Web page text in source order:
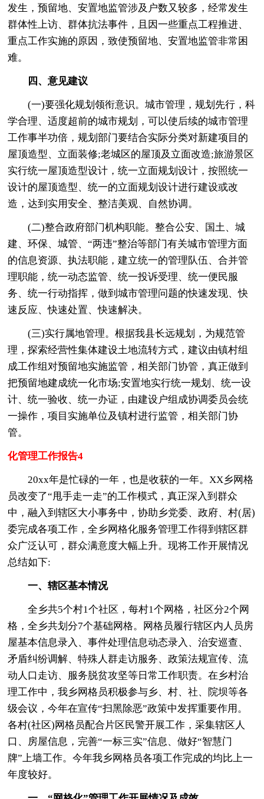
发生，预留地、安置地监管涉及户数又较多，经常发生
群体性上访、群体抗法事件，且因一些重点工程推进、
重点工作实施的原因，致使预留地、安置地监管非常困
难。
四、意见建议
(一)要强化规划领衔意识。城市管理，规划先行，科
学合理、适度超前的城市规划，可以使后续的城市管理
工作事半功倍，规划部门要结合实际分类对新建项目的
屋顶造型、立面装修;老城区的屋顶及立面改造;旅游景区
实行统一屋顶造型设计，统一立面规划设计，按照统一
设计的屋顶造型、统一的立面规划设计进行建设或改
造，达到实用安全、整洁美观、自然协调。
(二)整合政府部门机构职能。整合公安、国土、城
建、环保、城管、“两违”整治等部门有关城市管理方面
的信息资源、执法职能，建立统一的管理队伍、合并管
理职能，统一动态监管、统一投诉受理、统一便民服
务、统一行动指挥，做到城市管理问题的快速发现、快
速反应、快速处置、快速解决。
(三)实行属地管理。根据我县长远规划，为规范管
理，探索经营性集体建设土地流转方式，建议由镇村组
成工作组对预留地实施监管，相关部门协管，真正做到
把预留地建成统一化市场;安置地实行统一规划、统一设
计、统一验收、统一办证，由建设户组成协调委员会统
一操作，项目实施单位及镇村进行监管，相关部门协
管。
化管理工作报告4
20xx年是忙碌的一年，也是收获的一年。XX乡网格
员改变了“甩手走一走”的工作模式，真正深入到群众
中，融入到辖区大小事务中，协助乡党委、政府、村(居)
委完成各项工作，全乡网格化服务管理工作得到辖区群
众广泛认可，群众满意度大幅上升。现将工作开展情况
总结如下:
一、辖区基本情况
全乡共5个村1个社区，每村1个网格，社区分2个网
格，全乡共划分7个基础网格。网格员履行辖区内人员房
屋基本信息录入、事件处理信息动态录入、治安巡查、
矛盾纠纷调解、特殊人群走访服务、政策法规宣传、流
动人口走访、服务脱贫攻坚等日常工作职责。在乡村治
理工作中，我乡网格员积极参与乡、村、社、院坝等各
级会议，今年在宣传“扫黑除恶”政策中发挥重要作用。
各村(社区)网格员配合片区民警开展工作，采集辖区人
口、房屋信息，完善“一标三实”信息、做好“智慧门
牌”上墙工作。今年我乡网格员各项工作完成的均比上一
年度较好。